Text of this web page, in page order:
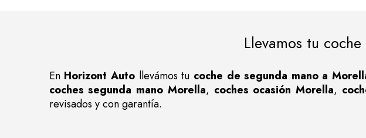
Llevamos tu
En Horizont Auto llevámos tu coche de segunda mano a
coches segunda mano Morella, coches ocasión Morella,
revisados y con garantía.